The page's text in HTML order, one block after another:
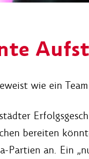
wie ein
bereiten
Partien an. Ein